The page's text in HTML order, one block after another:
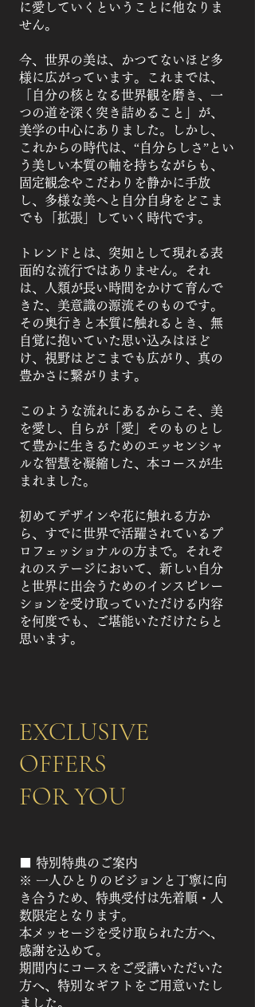
に愛していくということに他なりま
せん。
今、世界の美は、かつてないほど多
様に広がっています。これまでは、
「自分の核となる世界観を磨き、一
つの道を深く突き詰めること」が、
美学の中心にありました。しかし、
これからの時代は、“自分らしさ”とい
う美しい本質の軸を持ちながらも、
固定観念やこだわりを静かに手放
し、多様な美へと自分自身をどこま
でも「拡張」していく時代です。
トレンドとは、突如として現れる表
面的な流行ではありません。それ
は、人類が長い時間をかけて育んで
きた、美意識の源流そのものです。
その奥行きと本質に触れるとき、無
自覚に抱いていた思い込みはほど
け、視野はどこまでも広がり、真の
豊かさに繋がります。
このような流れにあるからこそ、美
を愛し、自らが「愛」そのものとし
て豊かに生きるためのエッセンシャ
ルな智慧を凝縮した、本コースが生
まれました。
初めてデザインや花に触れる方か
ら、すでに世界で活躍されているプ
ロフェッショナルの方まで。それぞ
れのステージにおいて、新しい自分
と世界に出会うためのインスピレー
ションを受け取っていただける内容
を何度でも、ご堪能いただけたらと
思います。
EXCLUSIVE
OFFERS
FOR YOU
■ 特別特典のご案内
※ 一人ひとりのビジョンと丁寧に向
き合うため、特典受付は先着順・人
数限定となります。
本メッセージを受け取られた方へ、
感謝を込めて。
期間内にコースをご受講いただいた
方へ、特別なギフトをご用意いたし
ました。